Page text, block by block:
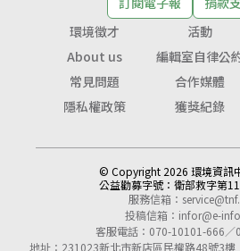
環境徵才
活動
About us
編輯室自律公
常見問題
合作媒體
隱私權政策
獲獎紀錄
© Copyright 2026 環境資訊
公益勸募字號： 衛部救字第
服務信箱：
投稿信箱： infor@e-
客服電話：070-10101-666／
地址：231023新北市新店區民權路48號3樓